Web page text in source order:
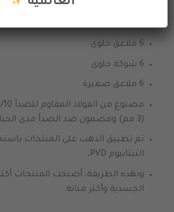
6 ملاعق حلوى
6 شوكة حلوى
6 ملاعق صغيرة
(3 مم) ومضمون ضد الصدأ مدى الحياة.
تم تطبيق الذهب على المنتجات
التيتانيوم PVD،
وبهذه الطريقة، أصبحت المنتجات
الجسدية وأكثر متانة.